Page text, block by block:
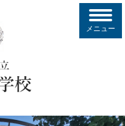
メニュー